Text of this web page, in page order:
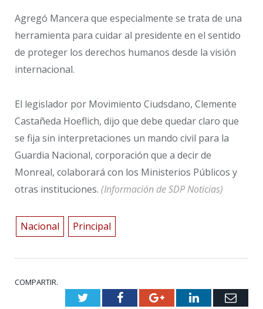
Agregó Mancera que especialmente se trata de una
herramienta para cuidar al presidente en el sentido
de proteger los derechos humanos desde la visión
internacional.
El legislador por Movimiento Ciudsdano, Clemente
Castañeda Hoeflich, dijo que debe quedar claro que
se fija sin interpretaciones un mando civil para la
Guardia Nacional, corporación que a decir de
Monreal, colaborará con los Ministerios Públicos y
otras instituciones. (Información de SDP Noticias)
Nacional Principal
COMPARTIR.
TwitterFacebookGoogle+LinkedIn